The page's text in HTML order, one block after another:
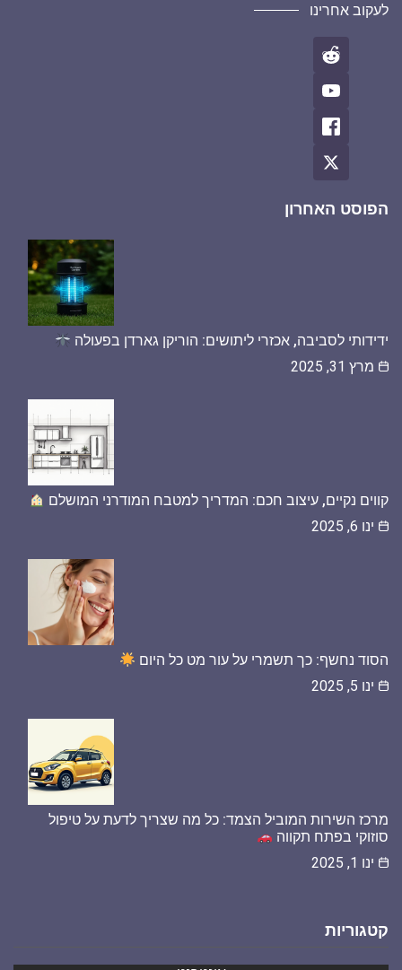
לעקוב אחרינו
הפוסט האחרון
ידידותי לסביבה, אכזרי ליתושים: הוריקן גארדן בפעולה
מרץ 31, 2025
קווים נקיים, עיצוב חכם: המדריך למטבח המודרני המושלם
ינו 6, 2025
הסוד נחשף: כך תשמרי על עור מט כל היום
ינו 5, 2025
מרכז השירות המוביל הצמד: כל מה שצריך לדעת על טיפול
סוזוקי בפתח תקווה
ינו 1, 2025
קטגוריות